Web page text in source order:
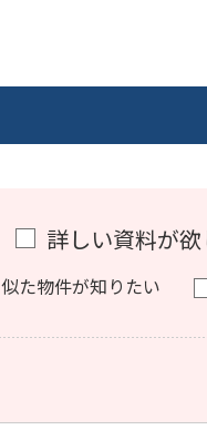
詳しい資料が
似た物件が知りたい